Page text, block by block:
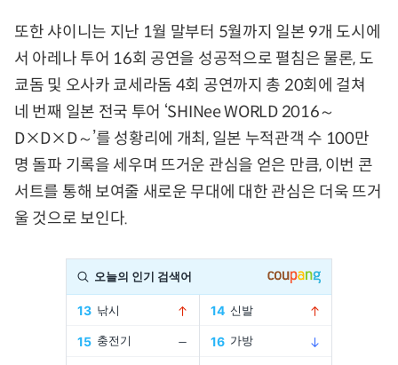
또한 샤이니는 지난 1월 말부터 5월까지 일본 9개 도시에
서 아레나 투어 16회 공연을 성공적으로 펼침은 물론, 도
쿄돔 및 오사카 쿄세라돔 4회 공연까지 총 20회에 걸쳐
네 번째 일본 전국 투어 ‘SHINee WORLD 2016～
D×D×D～’를 성황리에 개최, 일본 누적관객 수 100만
명 돌파 기록을 세우며 뜨거운 관심을 얻은 만큼, 이번 콘
서트를 통해 보여줄 새로운 무대에 대한 관심은 더욱 뜨거
울 것으로 보인다.